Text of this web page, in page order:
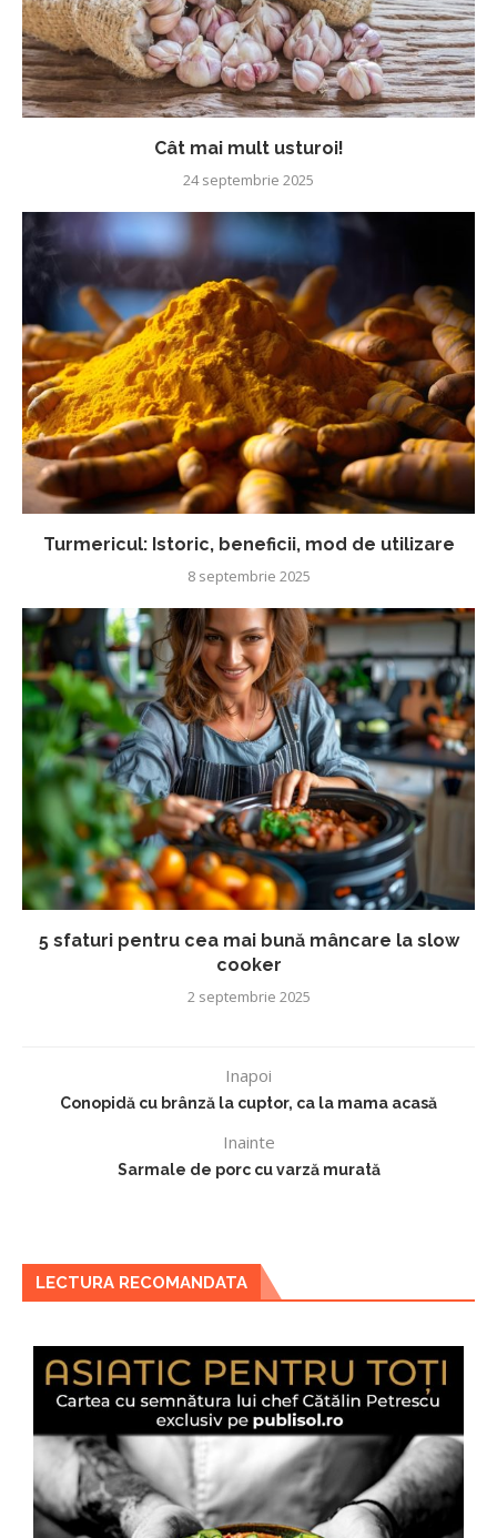
Cât mai mult usturoi!
24 septembrie 2025
Turmericul: Istoric, beneficii, mod de utilizare
8 septembrie 2025
5 sfaturi pentru cea mai bună mâncare la slow
cooker
2 septembrie 2025
Inapoi
Conopidă cu brânză la cuptor, ca la mama acasă
Inainte
Sarmale de porc cu varză murată
LECTURA RECOMANDATA